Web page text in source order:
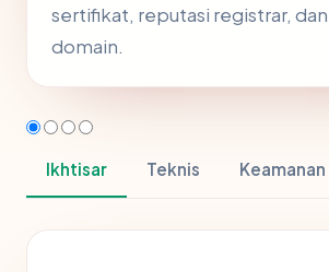
sertifikat, reputasi registrar, dan
domain.
Ikhtisar Teknis Keamanan